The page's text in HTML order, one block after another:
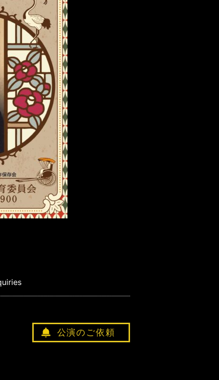
公演のご依頼